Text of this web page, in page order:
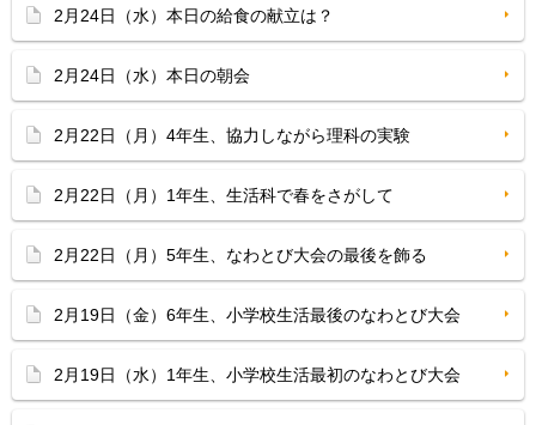
2月24日（水）本日の給食の献立は？
2月24日（水）本日の朝会
2月22日（月）4年生、協力しながら理科の実験
2月22日（月）1年生、生活科で春をさがして
2月22日（月）5年生、なわとび大会の最後を飾る
2月19日（金）6年生、小学校生活最後のなわとび大会
2月19日（水）1年生、小学校生活最初のなわとび大会